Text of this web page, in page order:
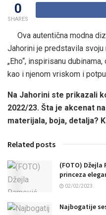
0
SHARES
Ova autentična modna
Jahorini je predstavila
„Eho“, inspirisanu
kao i njenom vriskom i
Na Jahorini ste prikazali
2022/23. Šta je akcenat
materijala, boja, detalja?
Related posts
(FOTO)
princeza
02/02/2023
Najbogatije